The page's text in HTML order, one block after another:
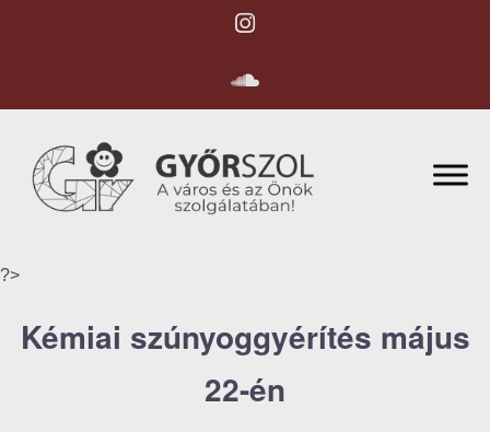
?>
Kémiai szúnyoggyérítés május
22-én